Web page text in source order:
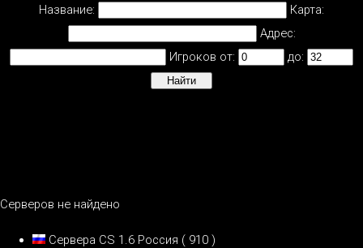
Название:
Карта:
Адрес:
Игроков от:
до:
Серверов не найдено
Сервера CS 1.6 Россия ( 910 )